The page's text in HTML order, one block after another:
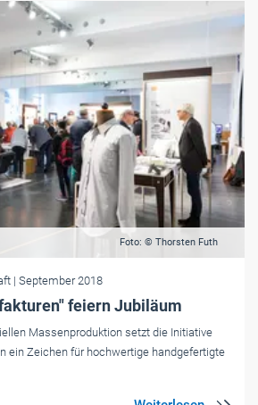
Foto: © Thorsten Futh
| September 2018
feiern Jubiläum
Massenproduktion setzt die Initiative
ein Zeichen für hochwertige handgefertigte